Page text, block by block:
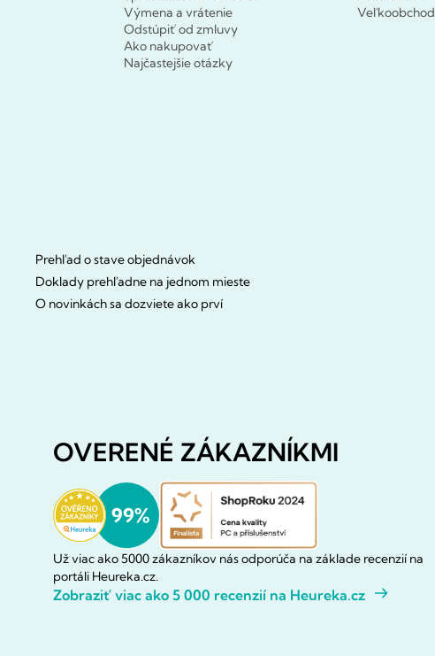
Výmena a vrátenie
Odstúpiť od zmluvy
Ako nakupovať
Najčastejšie otázky
Veľkoobchod
Prehľad o stave objednávok
Doklady prehľadne na jednom mieste
O novinkách sa dozviete ako prví
OVERENÉ ZÁKAZNÍKMI
Už viac ako 5000 zákazníkov nás odporúča na základe recenzií na
portáli Heureka.cz.
Zobraziť viac ako 5 000 recenzií na Heureka.cz